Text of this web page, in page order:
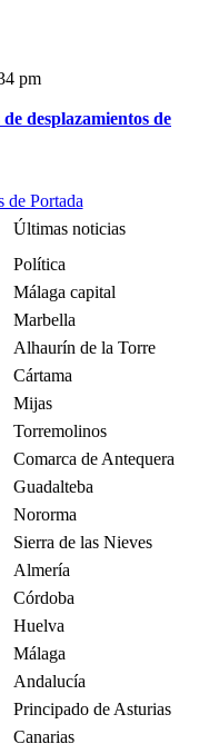
pm
desplazamientos de
de Portada
Últimas noticias
Política
Málaga capital
Marbella
Alhaurín de la Torre
Cártama
Mijas
Torremolinos
Comarca de Antequera
Guadalteba
Nororma
Sierra de las Nieves
Almería
Córdoba
Huelva
Málaga
Andalucía
Principado de Asturias
Canarias